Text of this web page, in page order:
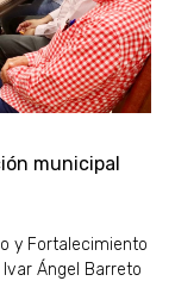
municipal
y Fortalecimiento
Ivar Ángel Barreto